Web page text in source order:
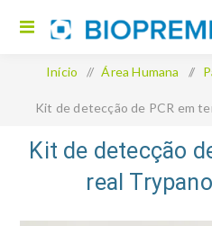
Início / Área Humana /
Kit de detecção de PCR em
Kit de detecção
real